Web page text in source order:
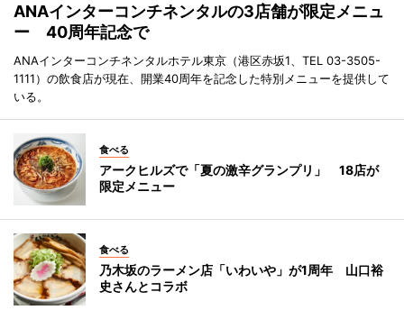
ANAインターコンチネンタルの3店舗が限定メニュ
ー 40周年記念で
ANAインターコンチネンタルホテル東京（港区赤坂1、TEL 03-3505-
1111）の飲食店が現在、開業40周年を記念した特別メニューを提供して
いる。
食べる
アークヒルズで「夏の激辛グランプリ」 18店が
限定メニュー
食べる
乃木坂のラーメン店「いわいや」が1周年 山口裕
史さんとコラボ